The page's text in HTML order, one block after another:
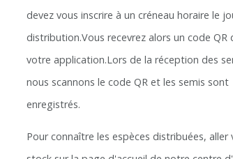
devez vous inscrire à un créneau horaire le
distribution.Vous recevrez alors un code QR
votre application.Lors de la réception des
nous scannons le code QR et les semis sont
enregistrés.
Pour connaître les espèces distribuées, aller